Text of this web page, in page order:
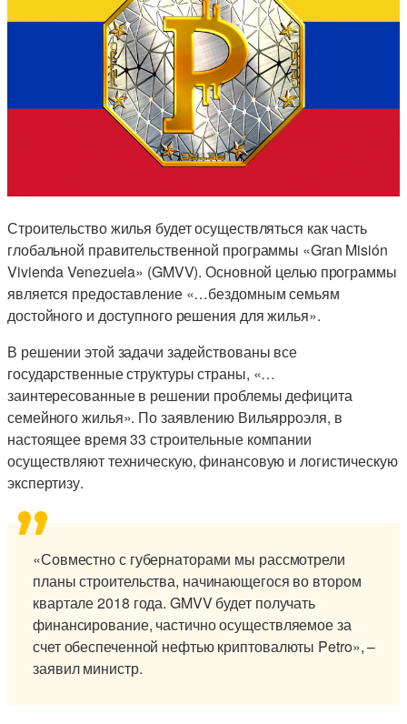
Строительство жилья будет осуществляться как часть
глобальной правительственной программы «Gran Misión
Vivienda Venezuela» (GMVV). Основной целью программы
является предоставление «…бездомным семьям
достойного и доступного решения для жилья».
В решении этой задачи задействованы все
государственные структуры страны, «…
заинтересованные в решении проблемы дефицита
семейного жилья». По заявлению Вильярроэля, в
настоящее время 33 строительные компании
осуществляют техническую, финансовую и логистическую
экспертизу.
«Совместно с губернаторами мы рассмотрели
планы строительства, начинающегося во втором
квартале 2018 года. GMVV будет получать
финансирование, частично осуществляемое за
счет обеспеченной нефтью криптовалюты Petro», –
заявил министр.